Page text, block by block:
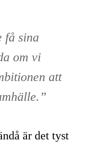
få sina
om vi
att
är det tyst